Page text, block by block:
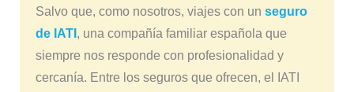
Salvo que, como nosotros, viajes con un seguro
de IATI , una compañía familiar española que
siempre nos responde con profesionalidad y
cercanía. Entre los seguros que ofrecen, el IATI